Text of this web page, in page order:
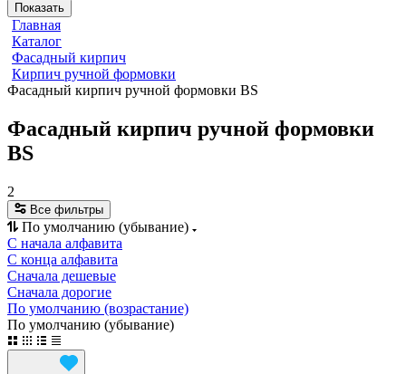
Показать
Главная
Каталог
Фасадный кирпич
Кирпич ручной формовки
Фасадный кирпич ручной формовки BS
Фасадный кирпич ручной формовки
BS
2
Все фильтры
По умолчанию (убывание)
С начала алфавита
С конца алфавита
Сначала дешевые
Сначала дорогие
По умолчанию (возрастание)
По умолчанию (убывание)